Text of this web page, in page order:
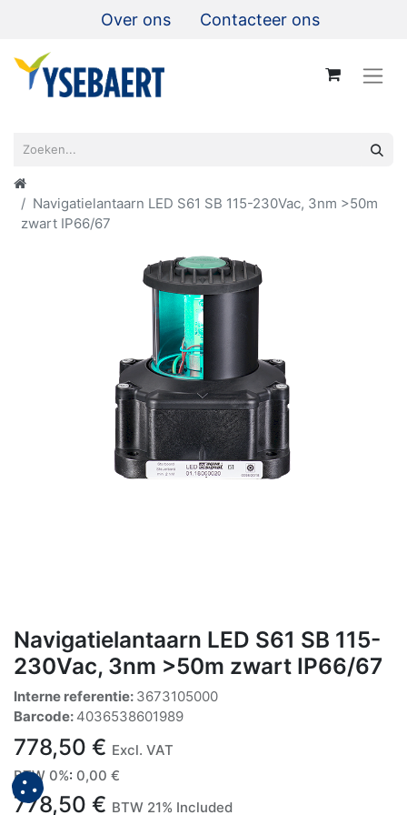
Over ons Contacteer ons
Navigatielantaarn LED S61 SB 115-230Vac, 3nm >50m
zwart IP66/67
Navigatielantaarn LED S61 SB 115-
230Vac, 3nm >50m zwart IP66/67
Interne referentie: 3673105000
Barcode: 4036538601989
778,50 € Excl. VAT
BTW 0%: 0,00 €
778,50 € BTW 21% Included